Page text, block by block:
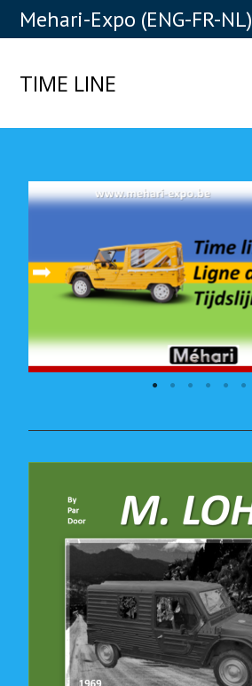
Mehari-Expo (ENG-FR-NL)
TIME LINE